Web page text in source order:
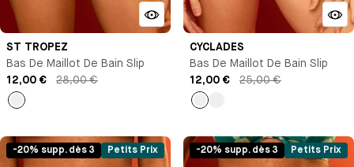
ST TROPEZ
Bas De Maillot De Bain Slip
12,00 €
28,00 €
empty
CYCLADES
Bas De Maillot De Bain Slip
12,00 €
25,00 €
Imprimé
-20% supp. dès 3 Petits Prix -20% supp. dès 3 Petits Prix